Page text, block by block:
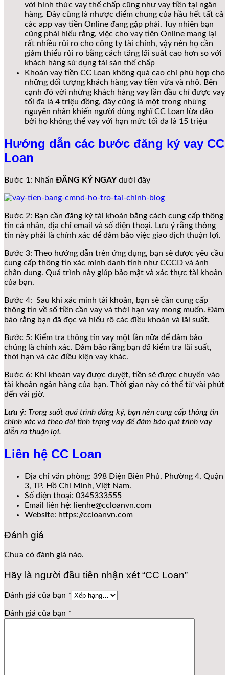
với hình thức vay thế chấp cũng như vay tiền tại ngân
hàng. Đây cũng là nhược điểm chung của hầu hết tất cả
các app vay tiền Online đang gặp phải. Tuy nhiên bạn
cũng phải hiểu rằng, việc cho vay tiên Online mang lại
rất nhiều rủi ro cho công ty tài chính, vậy nên họ cần
giảm thiểu rủi ro bằng cách tăng lãi suât cao hơn so với
khách hàng sử dụng tài sản thế chấp
Khoản vay tiền CC Loan không quá cao chỉ phù hợp cho
những đối tượng khách hàng vay tiền vừa và nhỏ. Bên
cạnh đó với những khách hàng vay lần đầu chỉ được vay
tối đa là 4 triệu đồng, đây cũng là một trong những
nguyên nhân khiến người dùng nghĩ CC Loan lừa đảo
bởi họ không thể vay với hạn mức tối đa là 15 triệu
Hướng dẫn các bước đăng ký vay CC
Loan
Bước 1: Nhấn ĐĂNG KÝ NGAYdưới đây
Bước 2: Bạn cần đăng ký tài khoản bằng cách cung cấp thông
tin cá nhân, địa chỉ email và số điện thoại. Lưu ý rằng thông
tin này phải là chính xác để đảm bảo việc giao dịch thuận lợi.
Bước 3: Theo hướng dẫn trên ứng dụng, bạn sẽ được yêu cầu
cung cấp thông tin xác minh danh tính như CCCD và ảnh
chân dung. Quá trình này giúp bảo mật và xác thực tài khoản
của bạn.
Bước 4: Sau khi xác minh tài khoản, bạn sẽ cần cung cấp
thông tin về số tiền cần vay và thời hạn vay mong muốn. Đảm
bảo rằng bạn đã đọc và hiểu rõ các điều khoản và lãi suất.
Bước 5: Kiểm tra thông tin vay một lần nữa để đảm bảo
chúng là chính xác. Đảm bảo rằng bạn đã kiểm tra lãi suất,
thời hạn và các điều kiện vay khác.
Bước 6: Khi khoản vay được duyệt, tiền sẽ được chuyển vào
tài khoản ngân hàng của bạn. Thời gian này có thể từ vài phút
đến vài giờ.
Lưu ý: Trong suốt quá trình đăng ký, bạn nên cung cấp thông tin
chính xác và theo dõi tình trạng vay để đảm bảo quá trình vay
diễn ra thuận lợi.
Liên hệ CC Loan
Địa chỉ văn phòng: 398 Điện Biên Phủ, Phường 4, Quận
3, TP. Hồ Chí Minh, Việt Nam.
Số điện thoại: 0345333555
Email liên hệ: lienhe@ccloanvn.com
Website: https://ccloanvn.com
Đánh giá
Chưa có đánh giá nào.
Hãy là người đầu tiên nhận xét “CC Loan”
Đánh giá của bạn *
Đánh giá của bạn *